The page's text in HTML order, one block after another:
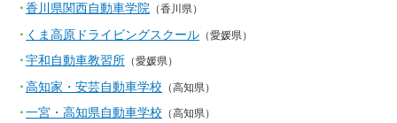
香川県関西自動車学院 （香川県）
くま高原ドライビングスクール （愛媛県）
宇和自動車教習所 （愛媛県）
高知家・安芸自動車学校 （高知県）
一宮・高知県自動車学校 （高知県）